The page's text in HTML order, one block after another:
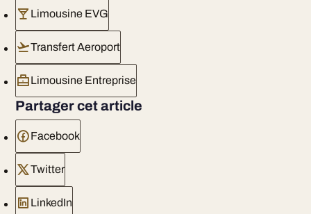
Limousine EVG
Transfert Aeroport
Limousine Entreprise
Partager cet article
Facebook
Twitter
LinkedIn